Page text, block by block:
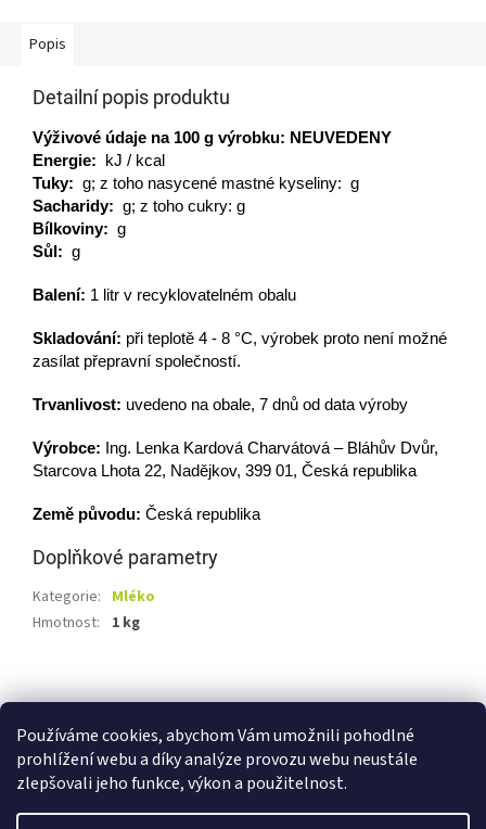
Používáme cookies, abychom Vám umožnili pohodlné
prohlížení webu a díky analýze provozu webu neustále
zlepšovali jeho funkce, výkon a použitelnost.
Popis
Detailní popis produktu
Výživové údaje na 100 g výrobku: NEUVEDENY
Energie: kJ / kcal
Tuky: g; z toho nasycené mastné kyseliny: g
Sacharidy: g; z toho cukry: g
Bílkoviny: g
Sůl: g
Balení: 1 litr v recyklovatelném obalu
Skladování: při teplotě 4 - 8 °C, výrobek proto není možné
zasílat přepravní společností.
Trvanlivost: uvedeno na obale, 7 dnů od data výroby
Výrobce:
Ing. Lenka Kardová Charvátová – Bláhův Dvůr,
Starcova Lhota 22, Nadějkov, 399 01, Česká republika
Země původu: Česká republika
Doplňkové parametry
Kategorie: Mléko
Hmotnost: 1 kg
á